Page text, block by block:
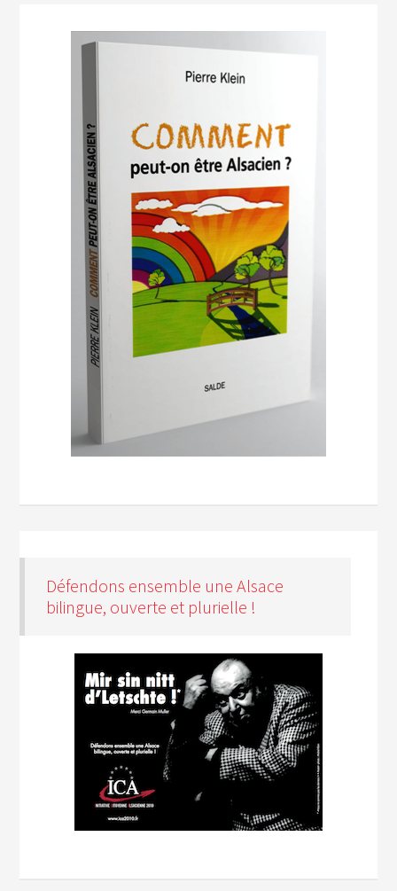
Défendons ensemble une Alsace
bilingue, ouverte et plurielle !